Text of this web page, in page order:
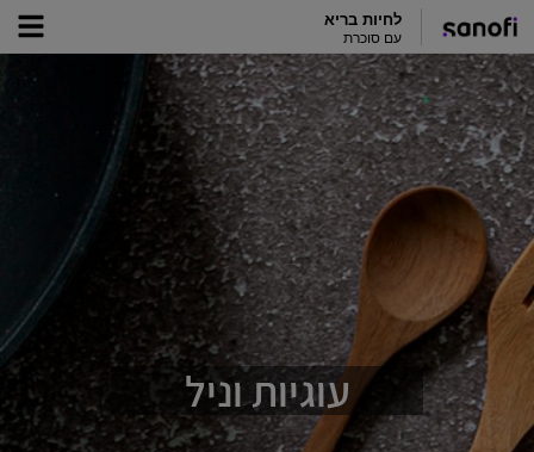
לחיות בריא
עם סוכרת
עוגיות וניל